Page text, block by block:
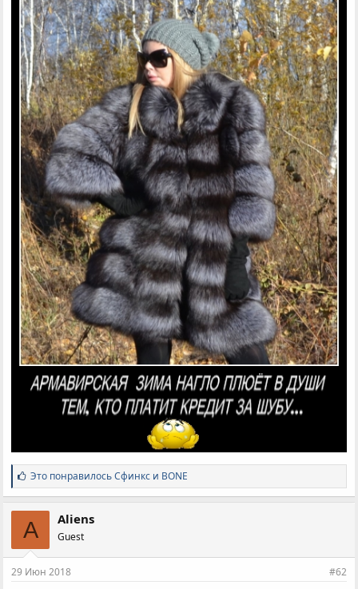
С
и
м
п
а
т
и
:
Это понравилосьСфинкс и BONE
A Aliens
Guest
29 Июн 2018 #62